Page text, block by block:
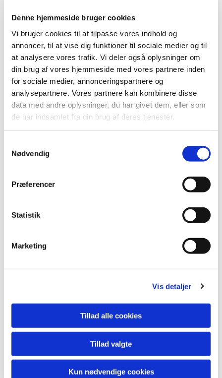
Denne hjemmeside bruger cookies
Vi bruger cookies til at tilpasse vores indhold og
annoncer, til at vise dig funktioner til sociale medier og til
at analysere vores trafik. Vi deler også oplysninger om
din brug af vores hjemmeside med vores partnere inden
for sociale medier, annonceringspartnere og
analysepartnere. Vores partnere kan kombinere disse
data med andre oplysninger, du har givet dem, eller som
de har indsamlet fra din brug af deres tjenester.
Nødvendig
Præferencer
Statistik
Marketing
Vis detaljer
Tillad alle cookies
Tillad valgte
Kun nødvendige cookies
Du vil måske også kunne